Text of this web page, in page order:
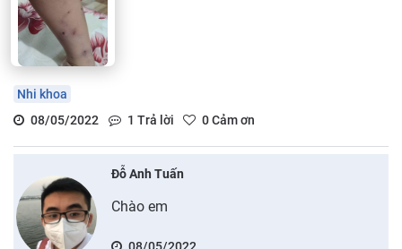
Nhi khoa
08/05/2022
1 Trả lời 0Cảm ơn
Đỗ Anh Tuấn
Chào em
08/05/2022